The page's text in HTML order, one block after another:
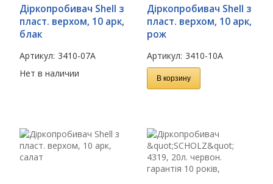
Діркопробивач Shell з
пласт. верхом, 10 арк,
блак
Артикул: 3410-07А
Нет в наличии
Діркопробивач Shell з
пласт. верхом, 10 арк,
рож
Артикул: 3410-10А
В корзину